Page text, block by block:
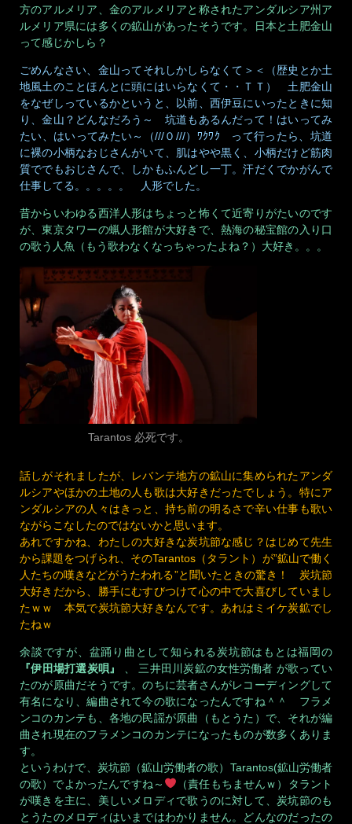
方のアルメリア、金のアルメリアと称されたアンダルシア州ア
ルメリア県には多くの鉱山があったそうです。日本と土肥金山
って感じかしら？
ごめんなさい、金山ってそれしかしらなくて＞＜（歴史とか土
地風土のことほんとに頭にはいらなくて・・ＴＴ） 土肥金山
をなぜしっているかというと、以前、西伊豆にいったときに知
り、金山？どんなだろう～ 坑道もあるんだって！はいってみ
たい、はいってみたい～（///０///）ﾜｸﾜｸ って行ったら、坑道
に裸の小柄なおじさんがいて、肌はやや黒く、小柄だけど筋肉
質ででもおじさんで、しかもふんどし一丁。汗だくでかがんで
仕事してる。。。。。 人形でした。
昔からいわゆる西洋人形はちょっと怖くて近寄りがたいのです
が、東京タワーの蝋人形館が大好きで、熱海の秘宝館の入り口
の歌う人魚（もう歌わなくなっちゃったよね？）大好き。。。
Tarantos 必死です。
話しがそれましたが、レバンテ地方の鉱山に集められたアンダ
ルシアやほかの土地の人も歌は大好きだったでしょう。特にア
ンダルシアの人々はきっと、持ち前の明るさで辛い仕事も歌い
ながらこなしたのではないかと思います。
あれですかね、わたしの大好きな炭坑節な感じ？はじめて先生
から課題をつげられ、そのTarantos（タラント）が”鉱山で働く
人たちの嘆きなどがうたわれる”と聞いたときの驚き！ 炭坑節
大好きだから、勝手にむすびつけて心の中で大喜びしていまし
たｗｗ 本気で炭坑節大好きなんです。あれはミイケ炭鉱でし
たねｗ
余談ですが、盆踊り曲として知られる炭坑節はもとは福岡の
『伊田場打選炭唄』
、 三井田川炭鉱の女性労働者 が歌ってい
たのが原曲だそうです。のちに芸者さんがレコーディングして
有名になり、編曲されて今の歌になったんですね＾＾ フラメ
ンコのカンテも、各地の民謡が原曲（もとうた）で、それが編
曲され現在のフラメンコのカンテになったものが数多くありま
す。
というわけで、炭坑節（鉱山労働者の歌）Tarantos(鉱山労働者
の歌）でよかったんですね～
（責任もちませんｗ）タラント
が嘆きを主に、美しいメロディで歌うのに対して、炭坑節のも
とうたのメロディはいまではわかりません。どんなのだったの